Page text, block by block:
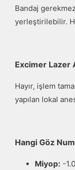
Bandaj
yerleştirilebilir.
Excimer Lazer
Hayır, işlem
yapılan lokal
Hangi Göz
Miyop: -